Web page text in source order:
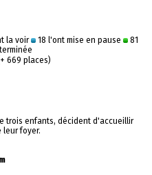
la voir 18 l'ont mise en pause
81
669 places)
trois enfants, décident d'accueillir
foyer.